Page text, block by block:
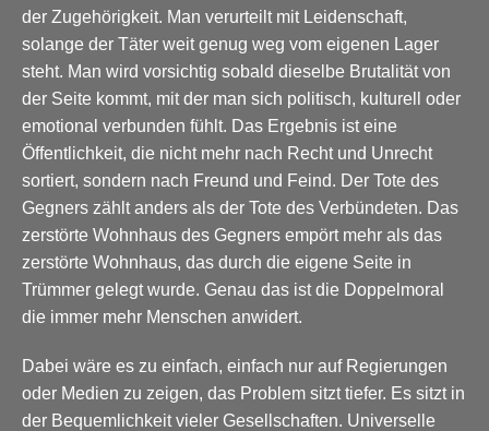
der Zugehörigkeit. Man verurteilt mit Leidenschaft,
solange der Täter weit genug weg vom eigenen Lager
steht. Man wird vorsichtig sobald dieselbe Brutalität von
der Seite kommt, mit der man sich politisch, kulturell oder
emotional verbunden fühlt. Das Ergebnis ist eine
Öffentlichkeit, die nicht mehr nach Recht und Unrecht
sortiert, sondern nach Freund und Feind. Der Tote des
Gegners zählt anders als der Tote des Verbündeten. Das
zerstörte Wohnhaus des Gegners empört mehr als das
zerstörte Wohnhaus, das durch die eigene Seite in
Trümmer gelegt wurde. Genau das ist die Doppelmoral
die immer mehr Menschen anwidert.
Dabei wäre es zu einfach, einfach nur auf Regierungen
oder Medien zu zeigen, das Problem sitzt tiefer. Es sitzt in
der Bequemlichkeit vieler Gesellschaften. Universelle